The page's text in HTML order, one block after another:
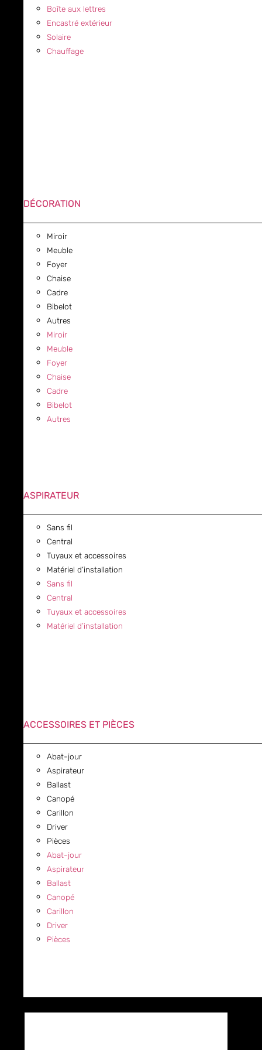
Boîte aux lettres
Encastré extérieur
Solaire
Chauffage
DÉCORATION
Miroir
Meuble
Foyer
Chaise
Cadre
Bibelot
Autres
Miroir
Meuble
Foyer
Chaise
Cadre
Bibelot
Autres
ASPIRATEUR
Sans fil
Central
Tuyaux et accessoires
Matériel d’installation
Sans fil
Central
Tuyaux et accessoires
Matériel d’installation
ACCESSOIRES ET PIÈCES
Abat-jour
Aspirateur
Ballast
Canopé
Carillon
Driver
Pièces
Abat-jour
Aspirateur
Ballast
Canopé
Carillon
Driver
Pièces